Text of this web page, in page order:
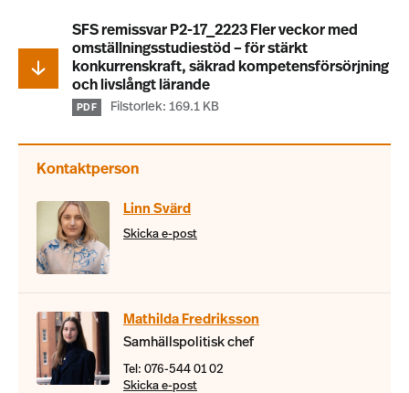
SFS remissvar P2-17_2223 Fler veckor med
omställningsstudiestöd – för stärkt
konkurrenskraft, säkrad kompetensförsörjning
och livslångt lärande
PDF Filstorlek: 169.1 KB
Kontaktperson
Linn Svärd
Skicka e-post
Mathilda Fredriksson
Samhällspolitisk chef
Tel: 076-544 01 02
Skicka e-post